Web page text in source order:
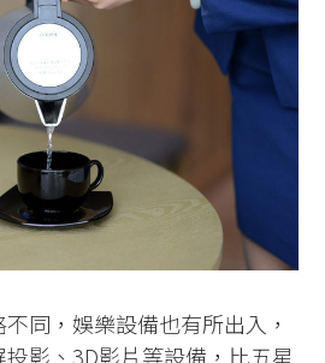
同，娛樂設備也有所出入，
影、3D影片等設備，比五星